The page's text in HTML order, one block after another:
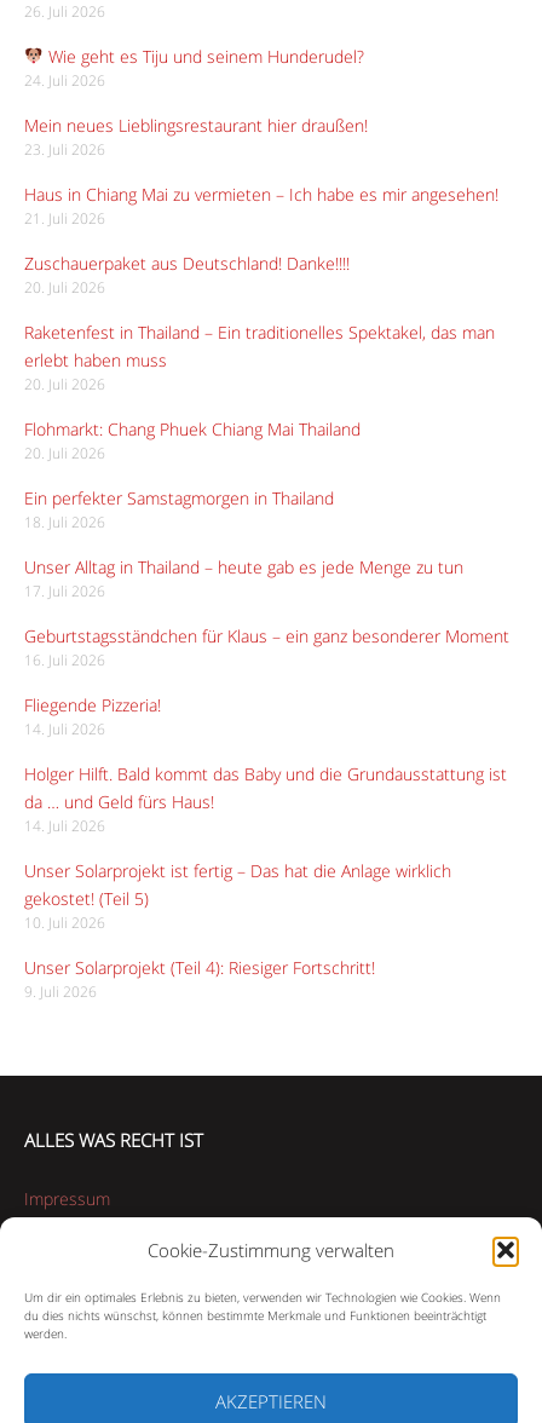
Cookie-Zustimmung verwalten
Um dir ein optimales Erlebnis zu bieten, verwenden wir Technologien wie Cookies. Wenn
du dies nichts wünschst, können bestimmte Merkmale und Funktionen beeinträchtigt
werden.
AKZEPTIEREN
26. Juli 2026
Wie geht es Tiju und seinem Hunderudel?
24. Juli 2026
Mein neues Lieblingsrestaurant hier draußen!
23. Juli 2026
Haus in Chiang Mai zu vermieten – Ich habe es mir angesehen!
21. Juli 2026
Zuschauerpaket aus Deutschland! Danke!!!!
20. Juli 2026
Raketenfest in Thailand – Ein traditionelles Spektakel, das man
erlebt haben muss
20. Juli 2026
Flohmarkt: Chang Phuek Chiang Mai Thailand
20. Juli 2026
Ein perfekter Samstagmorgen in Thailand
18. Juli 2026
Unser Alltag in Thailand – heute gab es jede Menge zu tun
17. Juli 2026
Geburtstagsständchen für Klaus – ein ganz besonderer Moment
16. Juli 2026
Fliegende Pizzeria!
14. Juli 2026
Holger Hilft. Bald kommt das Baby und die Grundausstattung ist
da … und Geld fürs Haus!
14. Juli 2026
Unser Solarprojekt ist fertig – Das hat die Anlage wirklich
gekostet! (Teil 5)
10. Juli 2026
Unser Solarprojekt (Teil 4): Riesiger Fortschritt!
9. Juli 2026
ALLES WAS RECHT IST
Impressum
Datenschutzerklärung
Cookie-Richtlinie (EU)